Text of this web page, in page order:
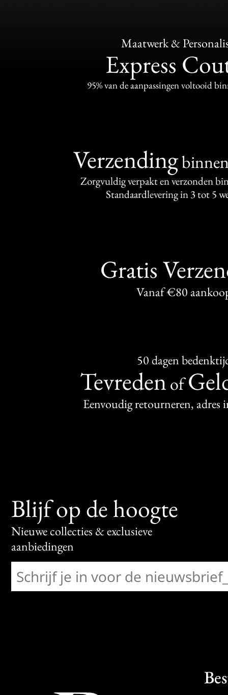
Maatwerk &
Express
95% van de aanpassingen voltooid
Verzending
Zorgvuldig verpakt en verzonden
Standaardlevering in 3 tot 5
Gratis
Vanaf €80
50 dagen
Tevredenof
Eenvoudig retourneren, adres
Blijf op de hoogte
Nieuwe collecties & exclusieve
aanbiedingen